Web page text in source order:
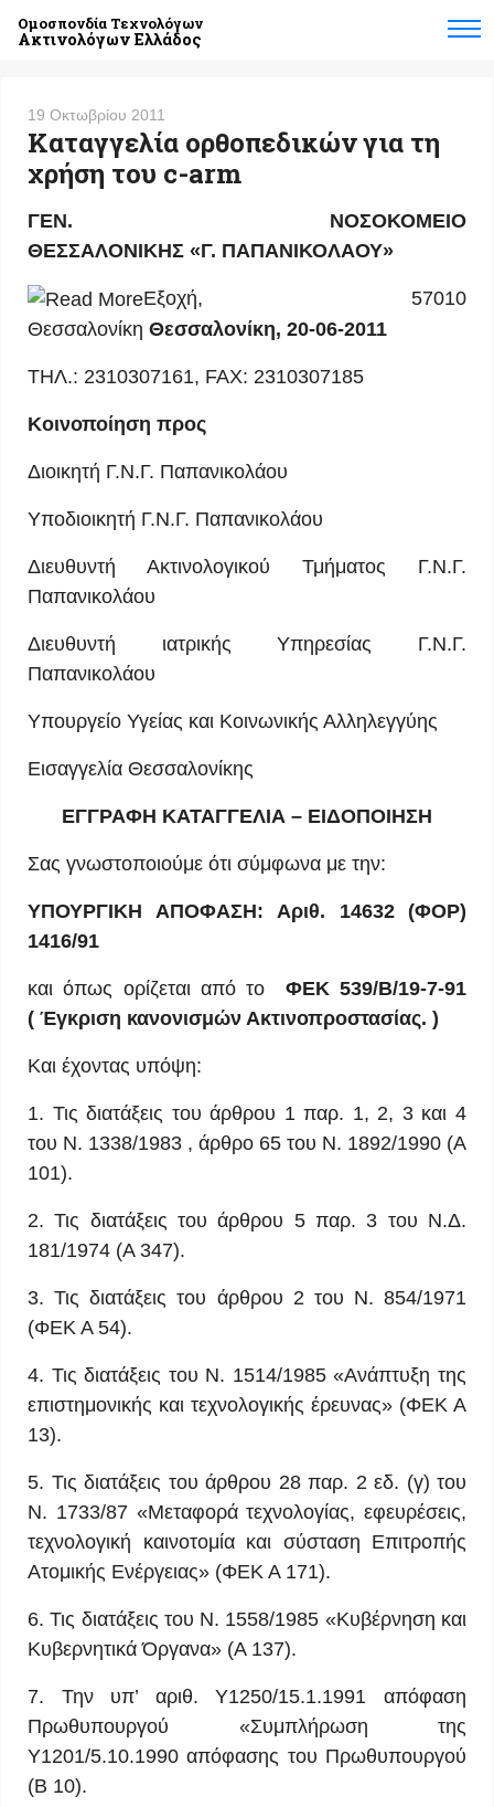
Ομοσπονδία Τεχνολόγων
Ακτινολόγων Ελλάδος
19 Οκτωβρίου 2011
Καταγγελία ορθοπεδικών για τη
χρήση του c-arm
ΓΕΝ. ΝΟΣΟΚΟΜΕΙΟ
ΘΕΣΣΑΛΟΝΙΚΗΣ «Γ. ΠΑΠΑΝΙΚΟΛΑΟΥ»
Εξοχή, 57010
Θεσσαλονίκη Θεσσαλονίκη, 20-06-2011
ΤΗΛ.: 2310307161, FAX: 2310307185
Κοινοποίηση προς
Διοικητή Γ.Ν.Γ. Παπανικολάου
Υποδιοικητή Γ.Ν.Γ. Παπανικολάου
Διευθυντή Ακτινολογικού Τμήματος Γ.Ν.Γ.
Παπανικολάου
Διευθυντή ιατρικής Υπηρεσίας Γ.Ν.Γ.
Παπανικολάου
Υπουργείο Υγείας και Κοινωνικής Αλληλεγγύης
Εισαγγελία Θεσσαλονίκης
ΕΓΓΡΑΦΗ ΚΑΤΑΓΓΕΛΙΑ – ΕΙΔΟΠΟΙΗΣΗ
Σας γνωστοποιούμε ότι σύμφωνα με την:
ΥΠΟΥΡΓΙΚΗ ΑΠΟΦΑΣΗ: Αριθ. 14632 (ΦΟΡ)
1416/91
και όπως ορίζεται από το ΦΕΚ539/Β/19-7-91
( Έγκριση κανονισμών Ακτινοπροστασίας. )
Και έχοντας υπόψη:
1. Τις διατάξεις του άρθρου 1 παρ. 1, 2, 3 και 4
του Ν. 1338/1983 , άρθρο 65 του Ν. 1892/1990 (Α
101).
2. Τις διατάξεις του άρθρου 5 παρ. 3 του Ν.Δ.
181/1974 (Α 347).
3. Τις διατάξεις του άρθρου 2 του Ν. 854/1971
(ΦΕΚ Α 54).
4. Τις διατάξεις του Ν. 1514/1985 «Ανάπτυξη της
επιστημονικής και τεχνολογικής έρευνας» (ΦΕΚ Α
13).
5. Τις διατάξεις του άρθρου 28 παρ. 2 εδ. (γ) του
Ν. 1733/87 «Μεταφορά τεχνολογίας, εφευρέσεις,
τεχνολογική καινοτομία και σύσταση Επιτροπής
Ατομικής Ενέργειας» (ΦΕΚ Α 171).
6. Τις διατάξεις του Ν. 1558/1985 «Κυβέρνηση και
Κυβερνητικά Όργανα» (Α 137).
7. Την υπ’ αριθ. Υ1250/15.1.1991 απόφαση
Πρωθυπουργού «Συμπλήρωση της
Υ1201/5.10.1990 απόφασης του Πρωθυπουργού
(Β 10).